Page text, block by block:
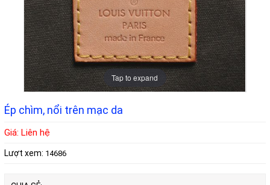
Tap to expand
Ép chìm, nổi trên mạc da
Giá: Liên hệ
Lượt xem: 14686